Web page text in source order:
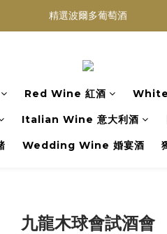
類 六支 或買滿 $1200 (不限支數) 皆
Wedding Wine 婚宴酒試酒服務
類 六支 或買滿 $1200 (不限支數) 皆
Red Wine 紅酒
Italian Wine 意大利酒
Wedding Wine 婚宴酒
九龍木球會試酒會